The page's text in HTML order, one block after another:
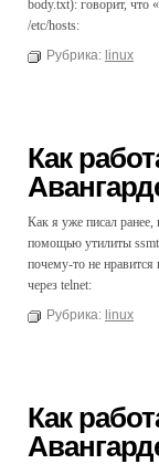
body.txt): говорит, что
/etc/hosts:
Рубрика: linux
Как
Как я уже писал ранее,
помощью утилиты
почему-то не
через telnet:
Рубрика: linux
Как